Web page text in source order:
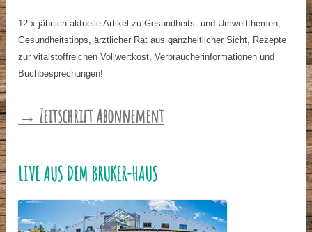
12 x jährlich aktuelle Artikel zu Gesundheits- und Umweltthemen,
Gesundheitstipps, ärztlicher Rat aus ganzheitlicher Sicht, Rezepte
zur vitalstoffreichen Vollwertkost, Verbraucherinformationen und
Buchbesprechungen!
→ Zeitschrift Abonnement
LIVE AUS DEM BRUKER-HAUS